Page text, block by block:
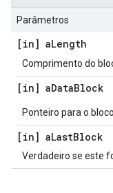
Parâmetros
[in] aLength
Comprimento do
[in] aDataBlock
Ponteiro para o
[in] aLastBlock
Verdadeiro se este